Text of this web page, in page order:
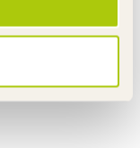
09.00u-12.00u - T
- Alleen